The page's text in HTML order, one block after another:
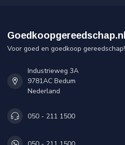
Goedkoopgereedschap.nl
Voor goed en goedkoop gereedschap!
Industrieweg 3A
9781AC Bedum
Nederland
050 - 211 1500